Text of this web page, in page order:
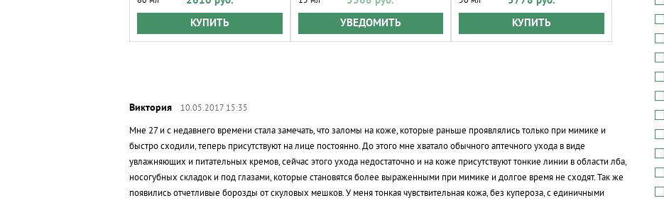
КУПИТЬ
УВЕДОМИТЬ
КУПИТЬ
10.05.2017 15:35
Мне 27 и с недавнего времени стала замечать, что заломы на коже, которые раньше проявлялись только при мимике и
быстро сходили, теперь присутствуют на лице постоянно. До этого мне хватало обычного аптечного ухода в виде
увлажняющих и питательных кремов, сейчас этого ухода недостаточно и на коже присутствуют тонкие линии в области лба,
носогубных складок и под глазами, которые становятся более выраженными при мимике и долгое время не сходят. Так же
появились отчетливые борозды от скуловых мешков. У меня тонкая чувствительная кожа, без купероза, с единичными